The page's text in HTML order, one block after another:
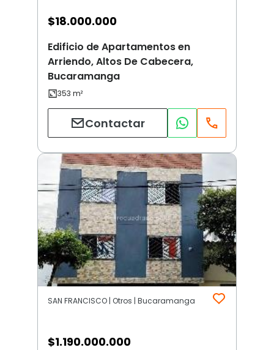
$18.000.000
Edificio de Apartamentos en
Arriendo, Altos De Cabecera,
Bucaramanga
Contactar
SAN FRANCISCO | Otros | Bucaramanga
$1.190.000.000